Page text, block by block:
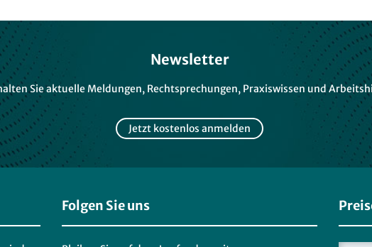
Newsletter
Sie aktuelle Meldungen, Rechtsprechungen, Praxiswissen und
Jetzt kostenlos anmelden
Folgen Sie uns